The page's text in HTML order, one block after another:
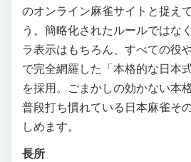
のオンライン麻雀サイトと捉え
う。簡略化されたルールではな
ラ表示はもちろん、すべての役
で完全網羅した「本格的な日本
を採用。ごまかしの効かない本
普段打ち慣れている日本麻雀そ
しめます。
長所